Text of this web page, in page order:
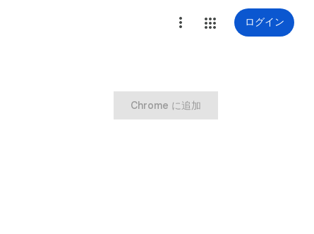
ログイン
Chrome に追加